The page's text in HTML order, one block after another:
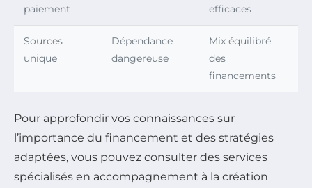
paiement
efficaces
Sources
unique
Dépendance
dangereuse
Mix équilibré
des
financements
Pour approfondir vos connaissances sur
l’importance du financement et des stratégies
adaptées, vous pouvez consulter des services
spécialisés en accompagnement à la création